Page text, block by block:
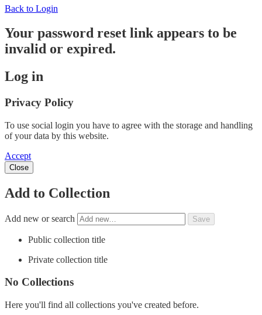
Back to Login
Your password reset link appears to be
invalid or expired.
Log in
Privacy Policy
To use social login you have to agree with the storage and handling
of your data by this website.
Accept
Close
Add to Collection
Add new or search
Public collection title
Private collection title
No Collections
Here you'll find all collections you've created before.